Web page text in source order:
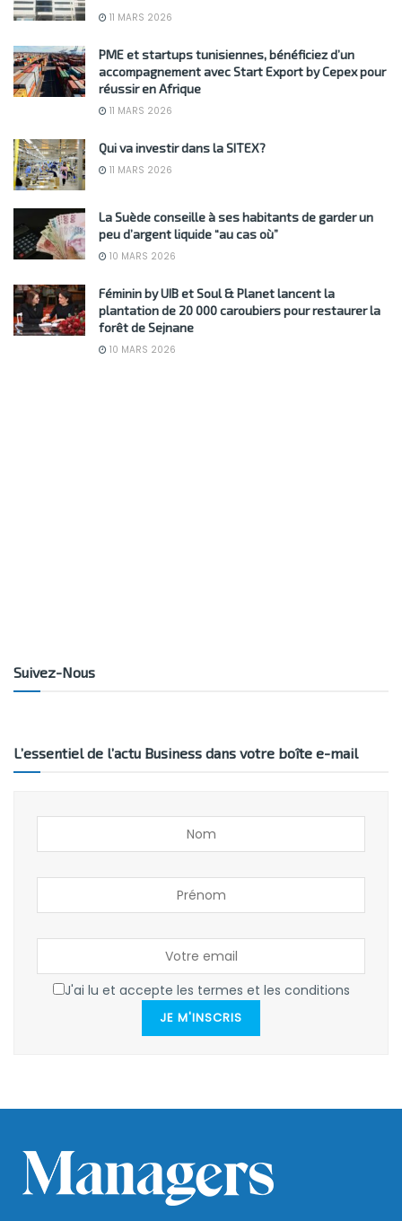
11 MARS 2026
PME et startups tunisiennes, bénéficiez d’un
accompagnement avec Start Export by Cepex pour
réussir en Afrique
11 MARS 2026
Qui va investir dans la SITEX?
11 MARS 2026
La Suède conseille à ses habitants de garder un
peu d’argent liquide “au cas où”
10 MARS 2026
Féminin by UIB et Soul & Planet lancent la
plantation de 20 000 caroubiers pour restaurer la
forêt de Sejnane
10 MARS 2026
Suivez-Nous
L’essentiel de l’actu Business dans votre boîte e-mail
J'ai lu et accepte les termes et les conditions
JE M'INSCRIS